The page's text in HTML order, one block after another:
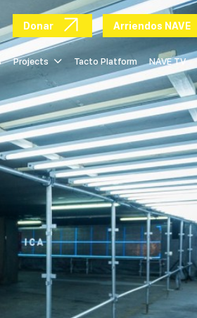
Donar Arriendos NAVE
Projects Tacto Platform NAVE TV